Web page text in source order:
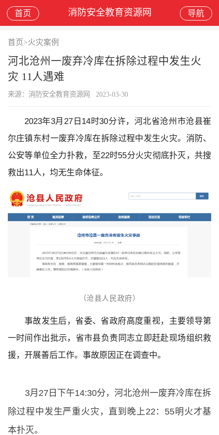
首页 消防安全教育资源网 导航
首页 >火灾案例
河北沧州一废弃冷库在拆除过程中发生火
灾 11人遇难
来源：消防安全教育资源网 2023-03-30
2023年3月27日14时30分许，河北省沧州市沧县崔
尔庄镇东村一废弃冷库在拆除过程中发生火灾。消防、
公安等单位全力扑救，至22时55分火灾彻底扑灭，共搜
救出11人，均无生命体征。
（沧县人民政府）
事故发生后，省委、省政府高度重视，主要领导第
一时间作出批示，省市县负责同志立即赶赴现场组织救
援，开展善后工作。事故原因正在调查中。
3月27日下午14:30分，河北沧州一废弃冷库在拆
除过程中发生严重火灾，直到晚上22：55明火才基
本扑灭。